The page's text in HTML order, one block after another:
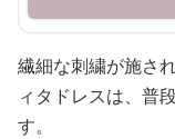
繊細な刺繍が施さ
ィタドレスは、普
す。